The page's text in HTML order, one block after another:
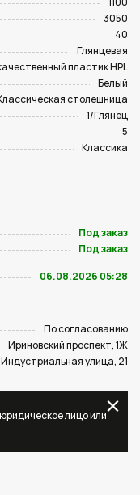
3050
40
Глянцевая
пластик HPL
Белый
столешница
1/Глянец
5
Классика
Под заказ
Под заказ
06.08.2026 05:28
По согласованию
Ириновский проспект, 1Ж
улица, 21
лицо или